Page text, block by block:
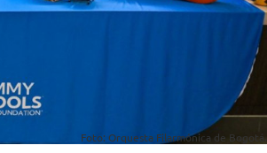
Foto: Orquesta Filarmónica de Bogotá.